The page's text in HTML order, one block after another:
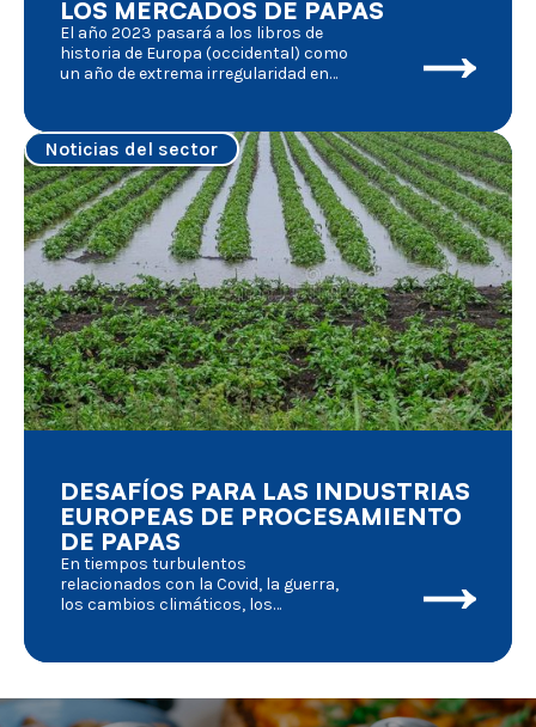
LOS MERCADOS DE PAPAS
El año 2023 pasará a los libros de
historia de Europa (occidental) como
un año de extrema irregularidad en
papel muy importante en las
fluctuaciones de las circunstancias
del mercado, de los que hacemos un
breve resumen:
Noticias del sector
DESAFÍOS PARA LAS INDUSTRIAS
EUROPEAS DE PROCESAMIENTO
DE PAPAS
En tiempos turbulentos
relacionados con la Covid, la guerra,
los cambios climáticos, los
cotidiana, deberíamos analizar más
agricultura en general y para el